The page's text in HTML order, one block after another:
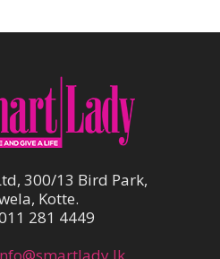
300/13 Bird Park,
Kotte.
281 4449